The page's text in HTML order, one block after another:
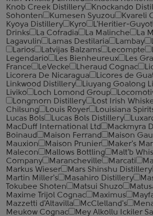
Knob Creek Distillery
Knockando
Sohonten
Kumesen Syuzou Kvareli
Kyoya Distillery
Kyro L'Heritier-Guyot
Drinks
La Cofradia La Malinche
La
Lagavulin
Lamas Destilaria Lambay
Larios
Latvijas Balzams Lecompte
Legendario
Les Bienheureux
Les
France
LeVecke Lheraud Cognac
Licorera De Nicaragua
Licores de
Linkwood Distillery
Liuyang Goalong
Liviko
Loch Lomond Group
Longmorn Distillery
Lost Irish
Chilsung
Louis Royer Louisiana
Lucas Bols
Lucas Bols Distillery
MacDuff International Ltd
Mackmyra
Boinaud
Maison Ferrand Maison
Mauxion
Maison Prunier Maker's
Malecon
Mallows Bottling Malt'b
Company
Marancheville Marcati
Markus Wieser
Mars Shinshu Distillery
Martin Miller's
Masahiro Distillery
Tokubee Shoten
Matsui Shuzo
Maxime Trijol Cognac
Maximus
Mazzetti d'Altavilla
McClelland's
Meukow Cognac
Mey Alkollu Ickiler